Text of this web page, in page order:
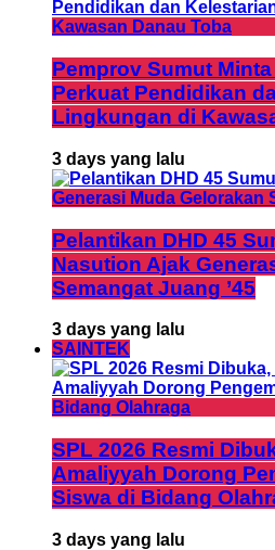
Pemprov Sumut
Perkuat Pendidikan
Lingkungan di
3 days yang lalu
Pelantikan DHD 45
Nasution Ajak
Semangat Juang ’45
3 days yang lalu
SAINTEK
SPL 2026 Resmi
Amaliyyah Dorong
Siswa di Bidang
3 days yang lalu